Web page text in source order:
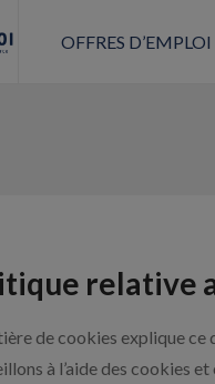
OFFRES D’EMPLOI
relative
de cookies explique ce
à l’aide des cookies